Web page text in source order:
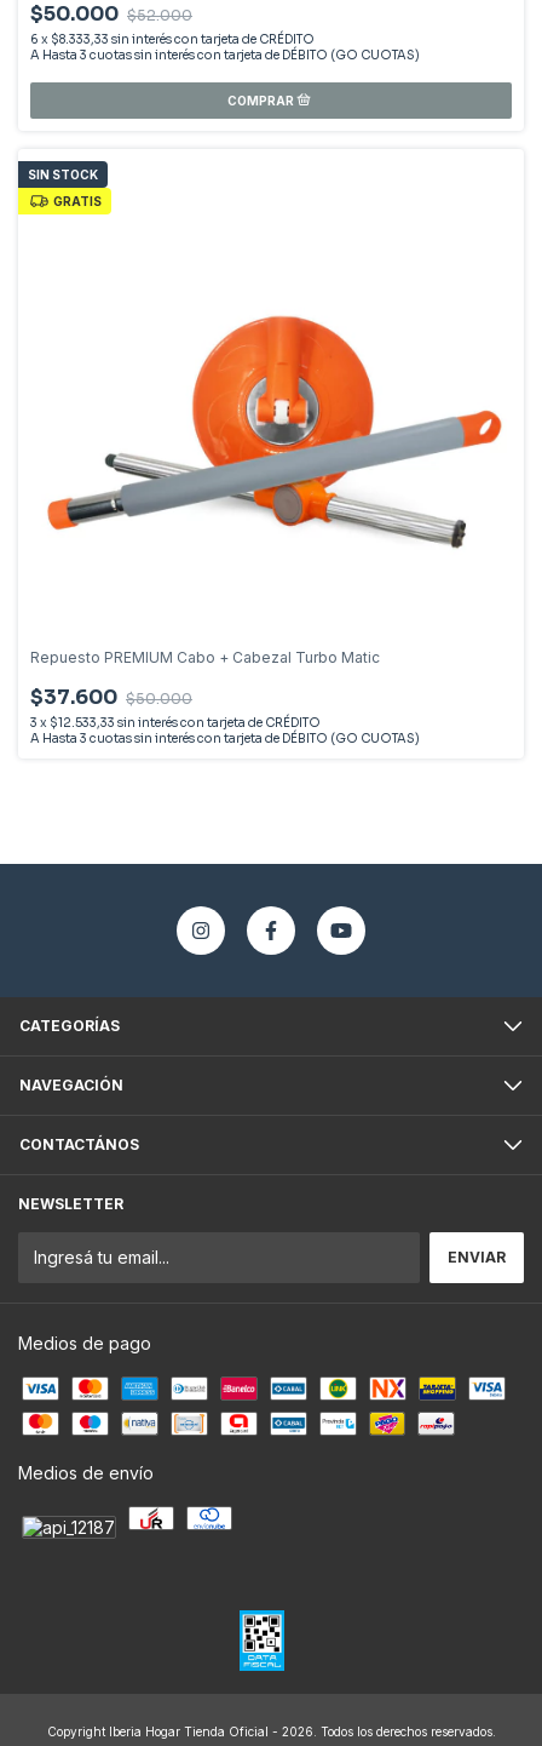
$50.000 $52.000
6 x $8.333,33 sin interés
SIN STOCK
GRATIS
Repuesto PREMIUM Cabo + Cabezal Turbo Matic
$37.600 $50.000
3 x $12.533,33 sin interés
CATEGORÍAS
NAVEGACIÓN
CONTACTÁNOS
NEWSLETTER
Medios de pago
Medios de envío
Copyright Iberia Hogar Tienda Oficial - 2026. Todos los derechos reservados.